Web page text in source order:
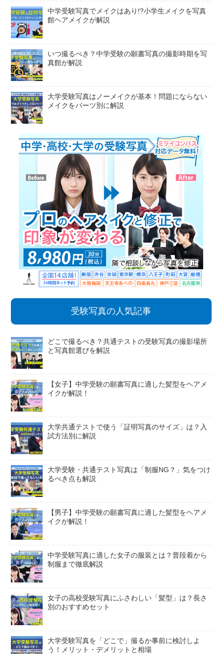
中学受験写真でメイクはあり!?小学生メイクを写真
館ヘアメイクが解説
いつ撮るべき？中学受験の願書写真の撮影時期を写
真館が解説
大学受験写真はノーメイクが基本！問題にならない
メイクをパーツ別に解説
受験写真の人気記事
どこで撮るべき？共通テストの受験写真の撮影場所
と写真館選びを解説
【女子】中学受験の願書写真に適した髪型をヘアメ
イクが解説！
大学共通テストで使う「証明写真のサイズ」は？入
試方法別に解説
大学受験・共通テスト写真は「制服NG？」気をつけ
るべき点も解説
【男子】中学受験の願書写真に適した髪型をヘアメ
イクが解説！
中学受験写真に適した女子の服装とは？普段着から
制服まで徹底解説
女子の高校受験写真にふさわしい「髪型」は？長さ
別のおすすめセット
大学受験写真を「どこで」撮るか事前に検討しよ
う！メリット・デメリットと相場